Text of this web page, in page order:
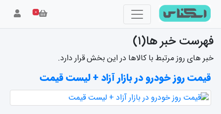
۰
فهرست خبر ها(۱)
خبر های روز مرتبط با کالاها در این بخش قرار دارد.
قیمت روز خودرو در بازار آزاد + لیست قیمت